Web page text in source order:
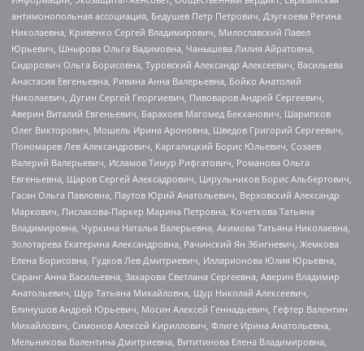
антимонопольная ассоциация, Бедушев Петр Петрович, Дзугкоева Регина
Николаевна, Кривенко Сергей Владимирович, Милославский Павел
Юрьевич, Шнырова Ольга Вадимовна, Чанышева Лилия Айратовна,
Сидорович Ольга Борисовна, Туровский Александр Алексеевич, Васильева
Анастасия Евгеньевна, Ривина Анна Валерьевна, Бойко Анатолий
Николаевич, Дугин Сергей Георгиевич, Пивоваров Андрей Сергеевич,
Аверин Виталий Евгеньевич, Барахоев Магомед Бекханович, Шарипков
Олег Викторович, Мошель Ирина Ароновна, Шведов Григорий Сергеевич,
Пономарев Лев Александрович, Каргалицкий Борис Юльевич, Созаев
Валерий Валерьевич, Исламов Тимур Рифгатович, Романова Ольга
Евгеньевна, Щаров Сергей Алексадрович, Цирульников Борис Альбертович,
Гасан Ольга Павловна, Паутов Юрий Анатольевич, Верховский Александр
Маркович, Пислакова-Паркер Марина Петровна, Кочеткова Татьяна
Владимировна, Чуркина Наталья Валерьевна, Акимова Татьяна Николаевна,
Золотарева Екатерина Александровна, Рачинский Ян Збигневич, Жемкова
Елена Борисовна, Гудков Лев Дмитриевич, Илларионова Юлия Юрьевна,
Саранг Анна Васильевна, Захарова Светлана Сергеевна, Аверин Владимир
Анатольевич, Щур Татьяна Михайловна, Щур Николай Алексеевич,
Блинушов Андрей Юрьевич, Мосин Алексей Геннадьевич, Гефтер Валентин
Михайлович, Симонов Алексей Кириллович, Флиге Ирина Анатольевна,
Мельникова Валентина Дмитриевна, Вититинова Елена Владимировна,